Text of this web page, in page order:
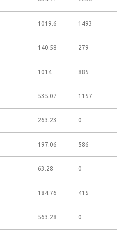
1019.6 1493
140.58 279
1014 885
535.07 1157
263.23 0
197.06 586
63.28 0
184.76 415
563.28 0